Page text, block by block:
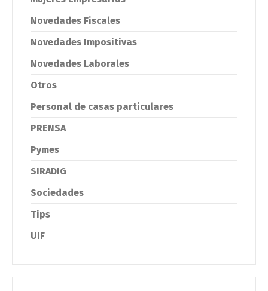
Novedades Fiscales
Novedades Impositivas
Novedades Laborales
Otros
Personal de casas particulares
PRENSA
Pymes
SIRADIG
Sociedades
Tips
UIF